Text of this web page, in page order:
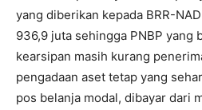
yang diberikan kepada BRR-
936,9 juta sehingga PNBP yang
kearsipan masih kurang
pengadaan aset tetap yang
pos belanja modal, dibayar dari